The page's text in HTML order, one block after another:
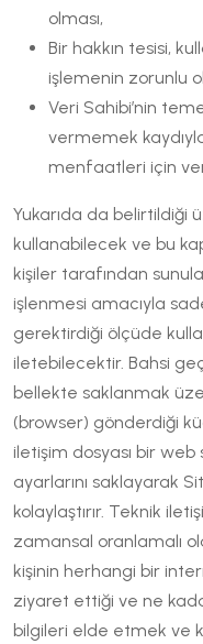
olması,
Bir hakkın tesisi,
işlemenin zorunlu
Veri Sahibi’nin
vermemek
menfaatleri için
Yukarıda da belirtildiği
kullanabilecek ve bu
kişiler tarafından
işlenmesi amacıyla
gerektirdiği ölçüde
iletebilecektir. Bahsi
bellekte saklanmak
(browser) gönderdiği
iletişim dosyası bir
ayarlarını saklayarak
kolaylaştırır. Teknik
zamansal oranlamalı
kişinin herhangi bir
ziyaret ettiği ve ne
bilgileri elde etmek ve